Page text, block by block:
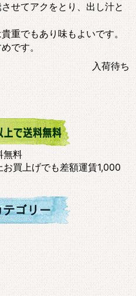
せてアクをとり、出し汁と
重でもあり味もよいです。
です。
入荷待ち
無料
買上げでも差額運賃1,000